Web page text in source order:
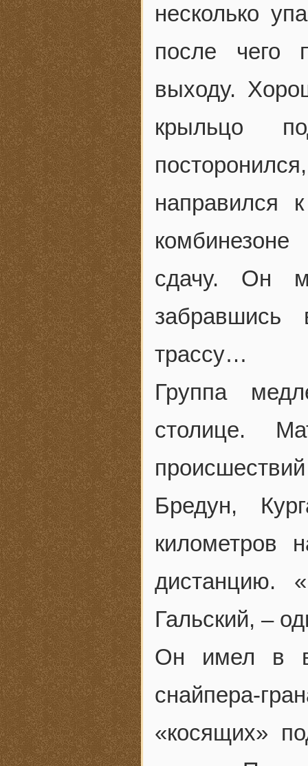
несколько
после чего
выходу.
крыльцо
направился
сдачу. Он
трассу…
Группа
столице.
Бредун,
километров
дистанцию.
Гальский, –
Он имел в
снайпера-
«косящих»